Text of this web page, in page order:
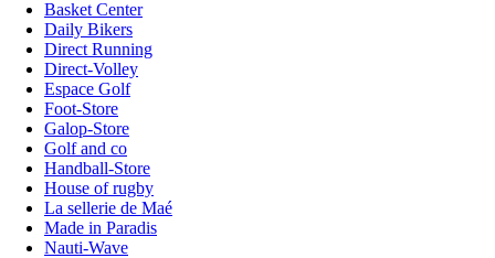
Basket Center
Daily Bikers
Direct Running
Direct-Volley
Espace Golf
Foot-Store
Galop-Store
Golf and co
Handball-Store
House of rugby
La sellerie de Maé
Made in Paradis
Nauti-Wave